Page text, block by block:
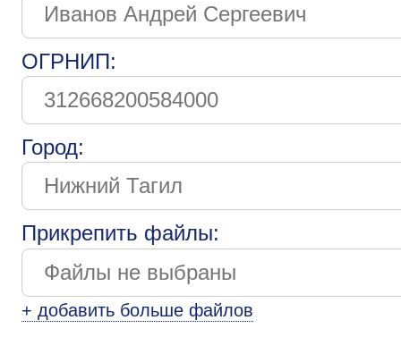
ОГРНИП:
Город:
Прикрепить файлы:
+ добавить больше файлов